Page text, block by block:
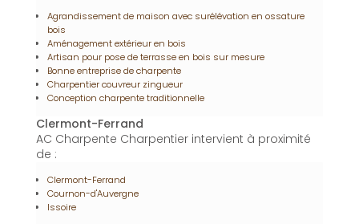
Agrandissement de maison avec surélévation en ossature
bois
Aménagement extérieur en bois
Artisan pour pose de terrasse en bois sur mesure
Bonne entreprise de charpente
Charpentier couvreur zingueur
Conception charpente traditionnelle
Clermont-Ferrand
AC Charpente Charpentier intervient à proximité
de :
Clermont-Ferrand
Cournon-d'Auvergne
Issoire